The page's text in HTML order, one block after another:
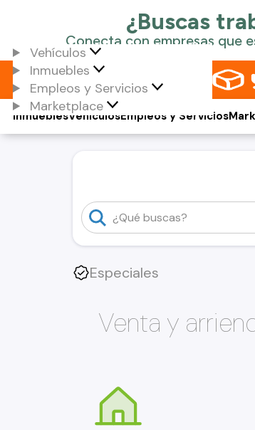
Vehículos
Inmuebles
Empleos y Servicios
Marketplace
Vehículos
Inmuebles Empleos y Servicios
Especiales
Venta y